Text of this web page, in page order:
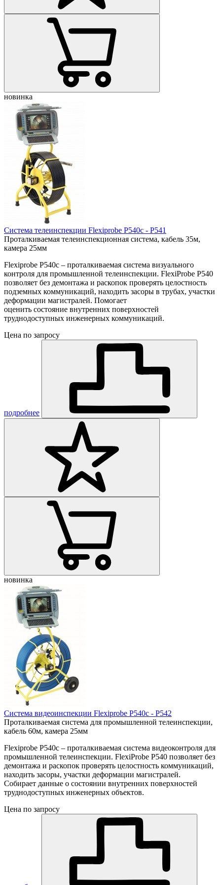
новинка
Система телеинспекции Flexiprobe P540c - P541
Проталкиваемая телеинспекционная система, кабель 35м,
камера 25мм
Flexiprobe P540c – проталкиваемая система визуального
контроля для промышленной телеинспекции. FlexiProbe Р540
позволяет без демонтажа и раскопок проверять целостность
подземных коммуникаций, находить засоры в трубах, участки
деформации магистралей. Помогает
оценить состояние внутренних поверхностей
труднодоступных инженерных коммуникаций.
Цена по запросу
подробнее
новинка
Система видеоинспекции Flexiprobe P540c - P542
Проталкиваемая система для промышленной телеинспекции,
кабель 60м, камера 25мм
Flexiprobe P540c – проталкиваемая система видеоконтроля для
промышленной телеинспекции. FlexiProbe Р540 позволяет без
демонтажа и раскопок проверять целостность коммуникаций,
находить засоры, участки деформации магистралей.
Собирает данные о состоянии внутренних поверхностей
труднодоступных инженерных объектов.
Цена по запросу